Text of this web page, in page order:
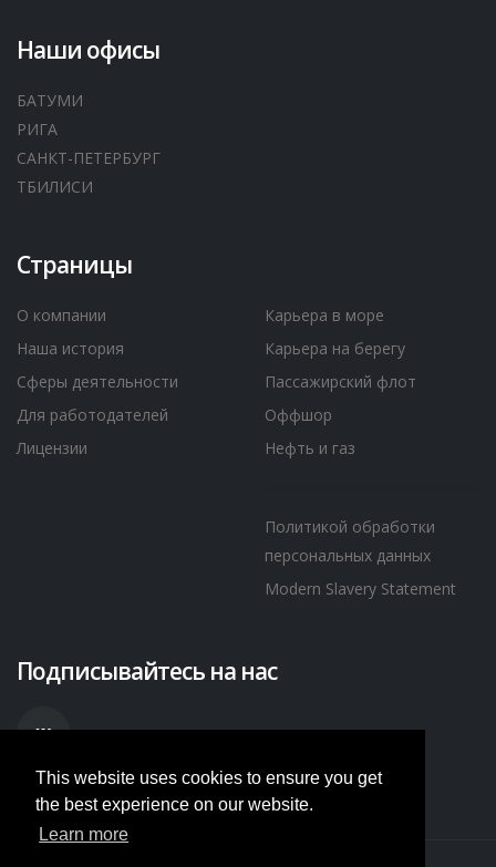
This website uses cookies to ensure you get
the best experience on our website.
Learn more
Наши офисы
БАТУМИ
РИГА
САНКТ-ПЕТЕРБУРГ
ТБИЛИСИ
Страницы
О компании
Наша история
Сферы деятельности
Для работодателей
Лицензии
Карьера в море
Карьера на берегу
Пассажирский флот
Оффшор
Нефть и газ
Политикой обработки
персональных данных
Modern Slavery Statement
Подписывайтесь на нас